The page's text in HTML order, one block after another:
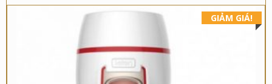
GIẢM GIÁ!